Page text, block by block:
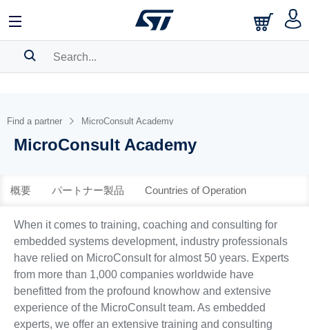
BOOKMARK
Pleaselog into show your saved searches.
English
Find a partner MicroConsult Academy
MicroConsult Academy
概要 パートナー製品 Countries of Operation
When it comes to training, coaching and consulting for
embedded systems development, industry professionals
have relied on MicroConsult for almost 50 years. Experts
from more than 1,000 companies worldwide have
benefitted from the profound knowhow and extensive
experience of the MicroConsult team. As embedded
experts, we offer an extensive training and consulting